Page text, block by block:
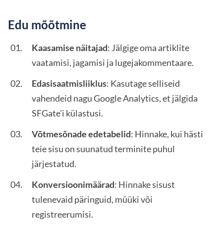
Edu mõõtmine
Kaasamise näitajad: Jälgige oma artiklite
vaatamisi, jagamisi ja lugejakommentaare.
Edasisaatmisliiklus: Kasutage selliseid
vahendeid nagu Google Analytics, et jälgida
SFGate'i külastusi.
Võtmesõnade edetabelid: Hinnake, kui hästi
teie sisu on suunatud terminite puhul
järjestatud.
Konversioonimäärad: Hinnake sisust
tulenevaid päringuid, müüki või
registreerumisi.